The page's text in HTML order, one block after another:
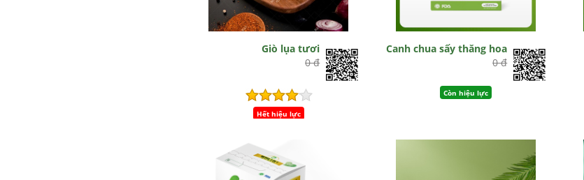
Giò lụa tươi
0 đ
Hết hiệu lực
Canh chua sấy thăng hoa
0 đ
Còn hiệu lực